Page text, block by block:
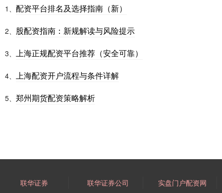
1、 配资平台排名及选择指南（新）
2、 股配资指南：新规解读与风险提示
3、 上海正规配资平台推荐（安全可靠）
4、 上海配资开户流程与条件详解
5、 郑州期货配资策略解析
联华证券 联华证券公司 实盘门户配资网